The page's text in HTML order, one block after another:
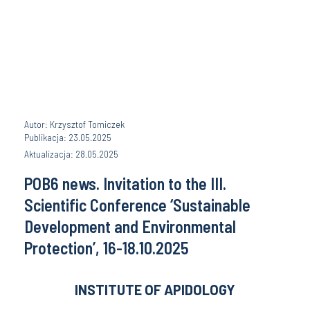
Autor: Krzysztof Tomiczek
Publikacja: 23.05.2025
Aktualizacja: 28.05.2025
POB6 news. Invitation to the III.
Scientific Conference ‘Sustainable
Development and Environmental
Protection’, 16-18.10.2025
INSTITUTE OF APIDOLOGY